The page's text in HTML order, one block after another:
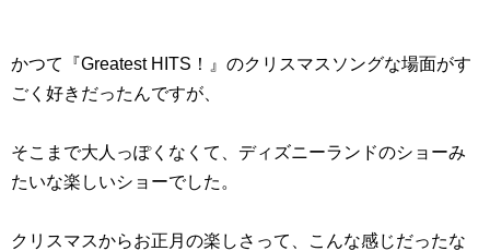
かつて『Greatest HITS！』のクリスマスソングな場面がす
ごく好きだったんですが、
そこまで大人っぽくなくて、ディズニーランドのショーみ
たいな楽しいショーでした。
クリスマスからお正月の楽しさって、こんな感じだったな